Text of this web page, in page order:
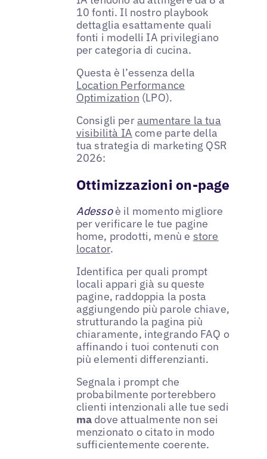
10 fonti. Il nostro playbook
dettaglia esattamente quali
fonti i modelli IA privilegiano
per categoria di cucina.
Questa è l’essenza della
Location Performance
Optimization (LPO).
Consigli peraumentare la tua
visibilità IA come parte della
tua strategia di marketing QSR
2026:
Ottimizzazioni on-page
Adessoè il momento migliore
per verificare le tue pagine
home, prodotti, menù e store
locator.
Identifica per quali prompt
locali appari già su queste
pagine, raddoppia la posta
aggiungendo più parole chiave,
strutturando la pagina più
chiaramente, integrando FAQ o
affinando i tuoi contenuti con
più elementi differenzianti.
Segnala i prompt che
probabilmente porterebbero
clienti intenzionali alle tue sedi
madove attualmente non sei
menzionato o citato in modo
sufficientemente coerente.